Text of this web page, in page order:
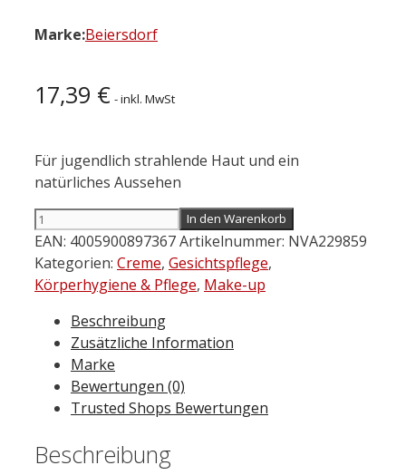
Marke:Beiersdorf
17,39 € - inkl. MwSt
Für jugendlich strahlende Haut und ein
natürliches Aussehen
NIVEA
Cellular
Expert
Finish
Pflege
Cushion
Dunkel
In den Warenkorb
EAN: 4005900897367Artikelnummer: NVA229859
Kategorien: Creme, Gesichtspflege,
Körperhygiene & Pflege, Make-up
Beschreibung
Zusätzliche Information
Marke
Bewertungen (0)
Trusted Shops Bewertungen
Beschreibung